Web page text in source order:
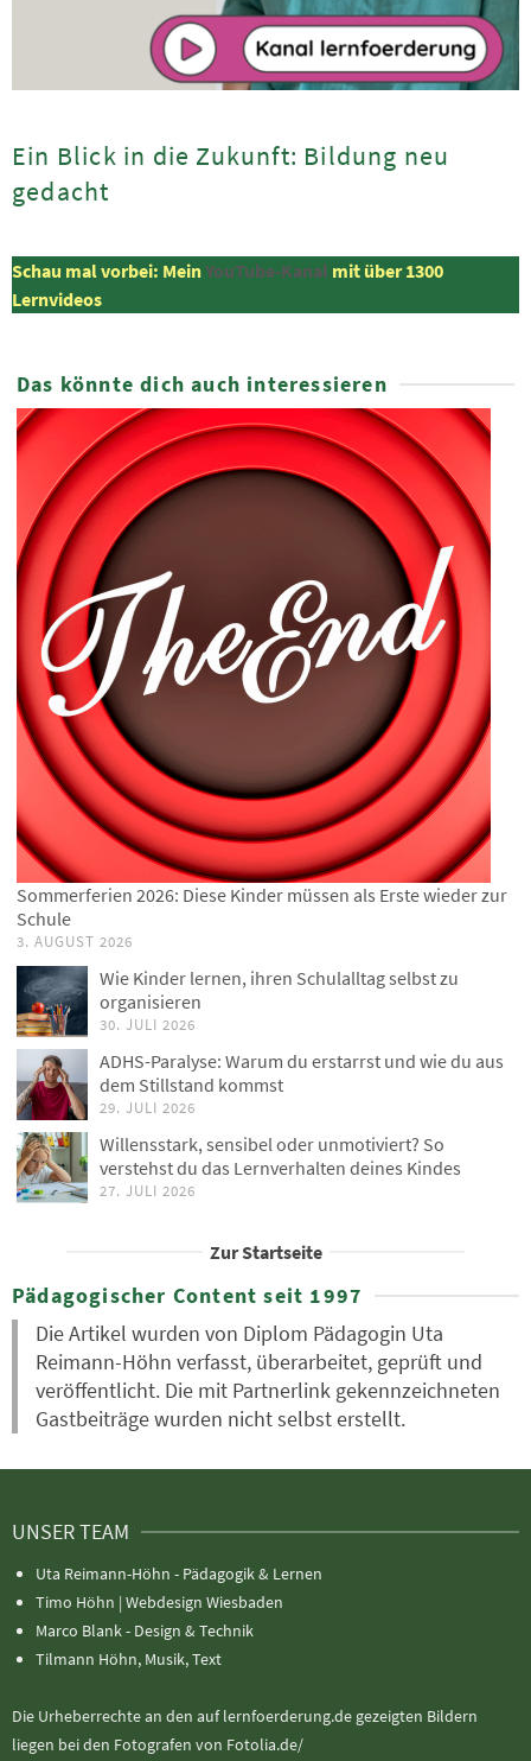
Ein Blick in die Zukunft: Bildung neu
gedacht
Schau mal vorbei: MeinYouTube-Kanal mit über 1300
Lernvideos
Das könnte dich auch interessieren
Sommerferien 2026: Diese Kinder müssen als Erste wieder zur
Schule
3. AUGUST 2026
Wie Kinder lernen, ihren Schulalltag selbst zu
organisieren
30. JULI 2026
ADHS-Paralyse: Warum du erstarrst und wie du aus
dem Stillstand kommst
29. JULI 2026
Willensstark, sensibel oder unmotiviert? So
verstehst du das Lernverhalten deines Kindes
27. JULI 2026
Zur Startseite
Pädagogischer Content seit 1997
Die Artikel wurden von Diplom Pädagogin Uta
Reimann-Höhn verfasst, überarbeitet, geprüft und
veröffentlicht. Die mit Partnerlink gekennzeichneten
Gastbeiträge wurden nicht selbst erstellt.
UNSER TEAM
Uta Reimann-Höhn - Pädagogik & Lernen
Timo Höhn | Webdesign Wiesbaden
Marco Blank - Design & Technik
Tilmann Höhn, Musik, Text
Die Urheberrechte an den auf lernfoerderung.de gezeigten Bildern
liegen bei den Fotografen von Fotolia.de/